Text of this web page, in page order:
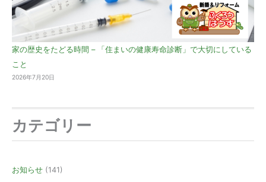
家の歴史をたどる時間 – 「住まいの健康寿命診断」で大切にしている
こと
2026年7月20日
カテゴリー
お知らせ (141)